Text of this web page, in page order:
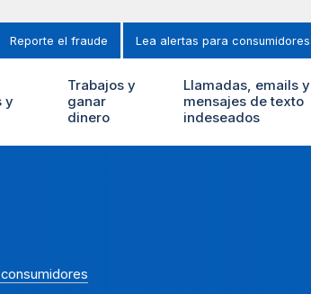
Reporte el fraude Lea alertas para consumidores
y
Trabajos y
ganar
dinero
Llamadas, emails y
mensajes de texto
indeseados